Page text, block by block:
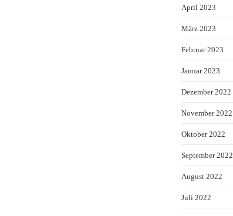
April 2023
März 2023
Februar 2023
Januar 2023
Dezember 2022
November 2022
Oktober 2022
September 2022
August 2022
Juli 2022